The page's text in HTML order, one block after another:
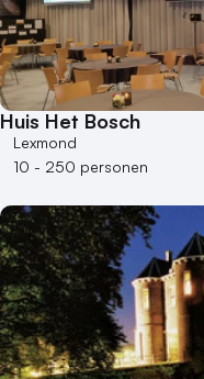
Hybride events
Industriële locatie
Kasteel en landgoed
Kleine / intieme locatie
Locaties aan zee
Theater
Varende locatie
Huis Het Bosch
Lexmond
10 - 250 personen